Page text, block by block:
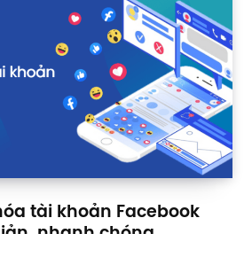
tài khoản Facebook
nhanh chóng